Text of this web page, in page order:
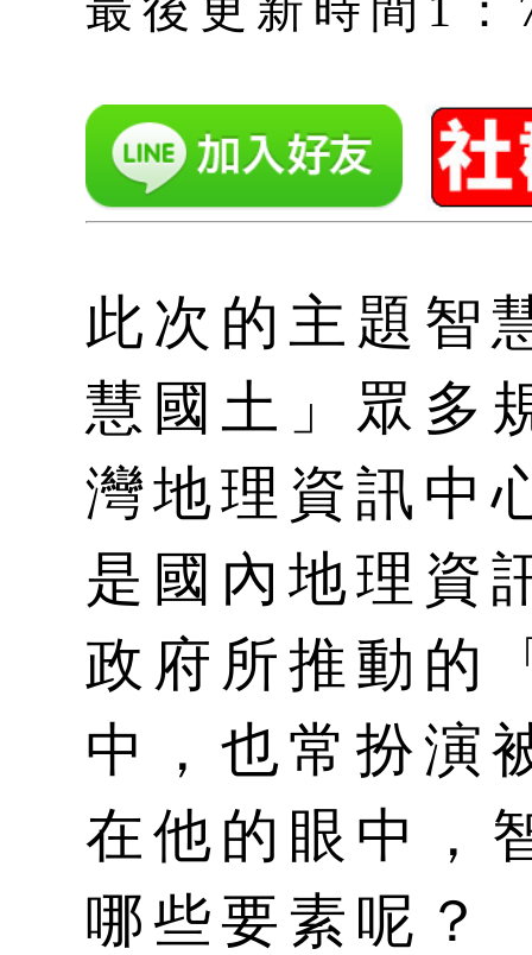
此次的主題智
慧國土」眾多
灣地理資訊中
是國內地理資
政府所推動的
中，也常扮演
在他的眼中，
哪些要素呢？